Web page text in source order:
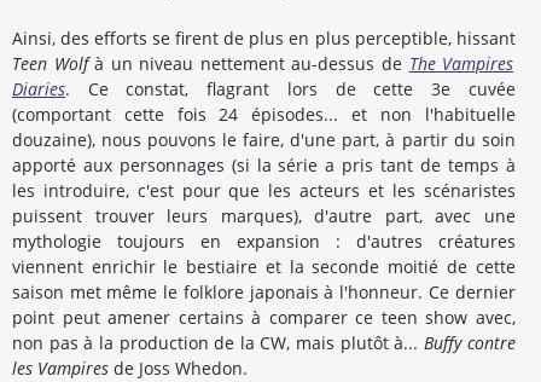
Ainsi, des efforts se firent de plus en plus perceptible, hissant
Teen Wolfà un niveau nettement au-dessus de The Vampires
Diaries. Ce constat, flagrant lors de cette 3e cuvée
(comportant cette fois 24 épisodes... et non l'habituelle
douzaine), nous pouvons le faire, d'une part, à partir du soin
apporté aux personnages (si la série a pris tant de temps à
les introduire, c'est pour que les acteurs et les scénaristes
puissent trouver leurs marques), d'autre part, avec une
mythologie toujours en expansion : d'autres créatures
viennent enrichir le bestiaire et la seconde moitié de cette
saison met même le folklore japonais à l'honneur. Ce dernier
point peut amener certains à comparer ce teen show avec,
non pas à la production de la CW, mais plutôt à... Buffy contre
les Vampires de Joss Whedon.